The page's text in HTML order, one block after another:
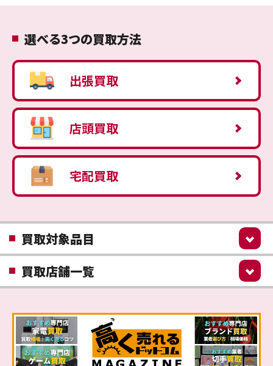
選べる3つの買取方法
出張買取
店頭買取
宅配買取
買取対象品目
買取店舗一覧